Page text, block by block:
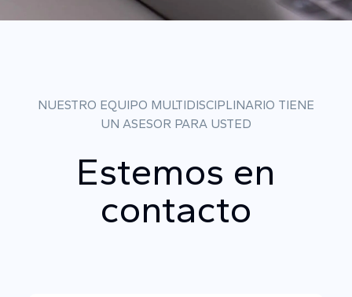
NUESTRO EQUIPO MULTIDISCIPLINARIO TIENE
UN ASESOR PARA USTED
Estemos en
contacto